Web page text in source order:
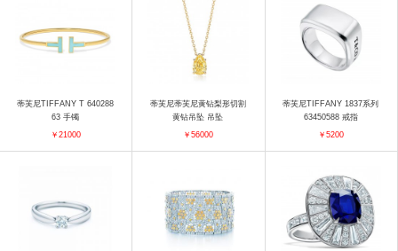
蒂芙尼TIFFANY T 640288
63 手镯
￥21000
蒂芙尼蒂芙尼黄钻梨形切割
黄钻吊坠 吊坠
￥56000
蒂芙尼TIFFANY 1837系列
63450588 戒指
￥5200